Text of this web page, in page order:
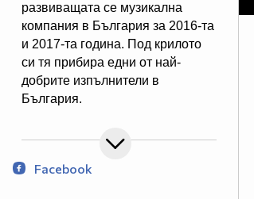
развиващата се музикална
компания в България за 2016-та
и 2017-та година. Под крилото
си тя прибира едни от най-
добрите изпълнители в
България.
експериментира в стилово
отношение и за нея няма нищо
невъзможно.
Facebook